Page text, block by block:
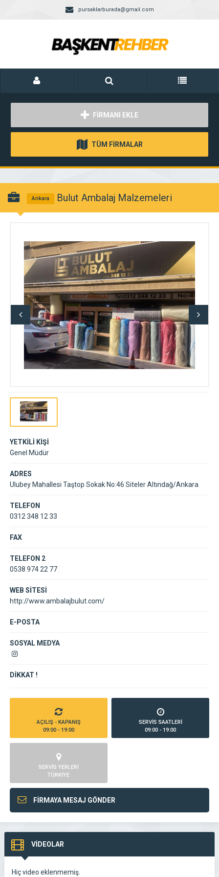
pursaklarburada@gmail.com
FİRMANI EKLE
TÜM FİRMALAR
Ankara Bulut Ambalaj Malzemeleri
YETKİLİ KİŞİ
Genel Müdür
ADRES
Ulubey Mahallesi Taştop Sokak No:46 Siteler Altındağ/Ankara
TELEFON
0312 348 12 33
FAX
TELEFON 2
0538 974 22 77
WEB SİTESİ
http://www.ambalajbulut.com/
E-POSTA
SOSYAL MEDYA
DİKKAT !
AÇILIŞ - KAPANIŞ
09:00 - 19:00
SERVİS SAATLERİ
09:00 - 19:00
SERVİS YERLERİ
TÜRKİYE
FİRMAYA MESAJ GÖNDER
VİDEOLAR
Hiç video eklenmemiş.